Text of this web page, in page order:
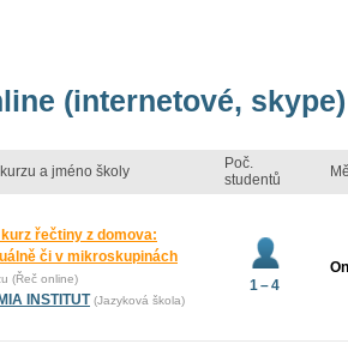
(internetové,
a jméno školy
Poč.
studentů
řečtiny z domova:
či v mikroskupinách
(Řeč online)
INSTITUT (Jazyková škola)
1 – 4